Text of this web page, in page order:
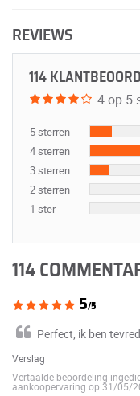
REVIEWS
114
4 op 5
5 sterren
4 sterren
3 sterren
2 sterren
1 ster
114
5/5
Perfect, ik ben
Verslag
Vertaalde beoordeling
aankoopervaring op 31/05/